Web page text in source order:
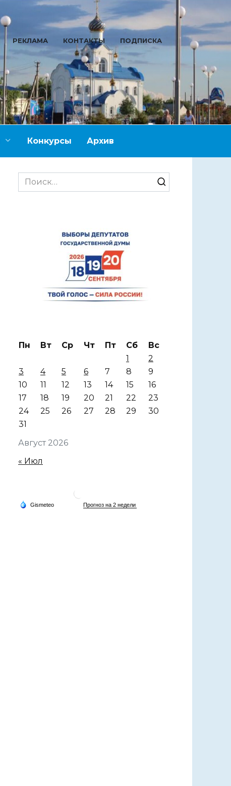
РЕКЛАМА КОНТАКТЫ ПОДПИСКА
Конкурсы Архив
Search
for:
Август 2026
Пн Вт Ср Чт Пт Сб
Вс
1
2
3
4 5 6 7 8
9
10
11 12 13 14 15
16
17
18 19 20 21 22
23
24
25 26 27 28 29
30
31
« Июл